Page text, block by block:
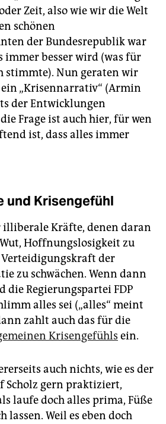
Zeit, also wie wir die Welt
schönen
der Bundesrepublik war
immer besser wird (was für
stimmte). Nun geraten wir
„Krisennarrativ“ (Armin
der Entwicklungen
Frage ist auch hier, für wen
ist, dass alles immer
und Krisengefühl
Kräfte, denen daran
Hoffnungslosigkeit zu
der
zu schwächen. Wenn dann
die Regierungspartei FDP
alles sei („alles“ meint
zahlt auch das für die
Krisengefühls ein.
auch nichts, wie es der
Scholz gern praktiziert,
laufe doch alles prima, Füße
lassen. Weil es eben doch